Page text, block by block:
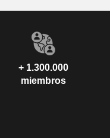
+ 1.300.000
miembros